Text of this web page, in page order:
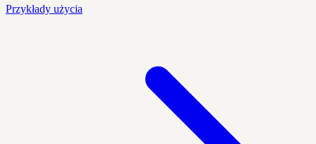
Przykłady użycia